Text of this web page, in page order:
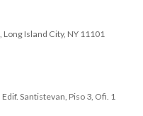
Island City, NY 11101
Santistevan, Piso 3, Ofi. 1